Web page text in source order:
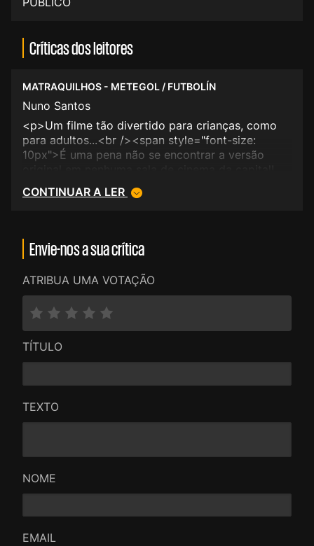
Críticas dos leitores
MATRAQUILHOS - METEGOL / FUTBOLÍN
Nuno Santos
<p>Um filme tão divertido para crianças, como
para adultos...<br /><span style="font-size:
10px">É uma pena não se encontrar a versão
CONTINUAR A LER
Envie-nos a sua crítica
ATRIBUA UMA VOTAÇÃO
TÍTULO
TEXTO
NOME
EMAIL